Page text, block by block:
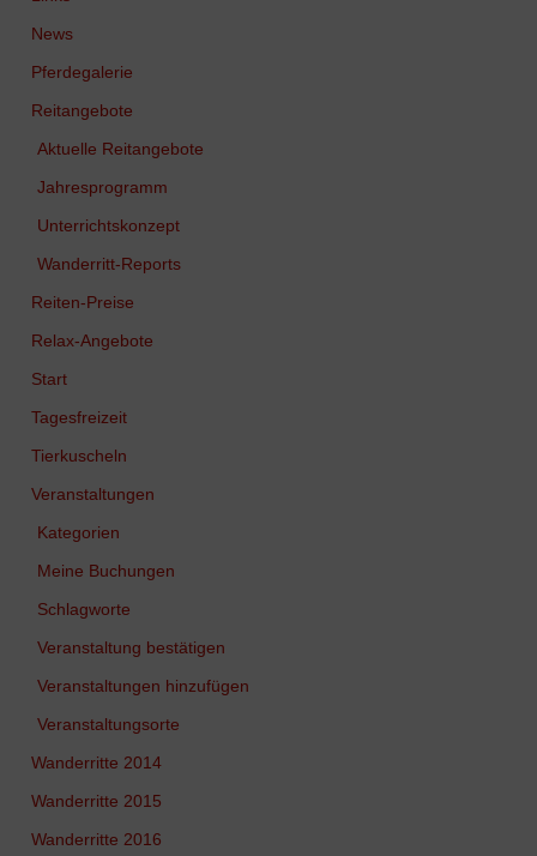
News
Pferdegalerie
Reitangebote
Aktuelle Reitangebote
Jahresprogramm
Unterrichtskonzept
Wanderritt-Reports
Reiten-Preise
Relax-Angebote
Start
Tagesfreizeit
Tierkuscheln
Veranstaltungen
Kategorien
Meine Buchungen
Schlagworte
Veranstaltung bestätigen
Veranstaltungen hinzufügen
Veranstaltungsorte
Wanderritte 2014
Wanderritte 2015
Wanderritte 2016